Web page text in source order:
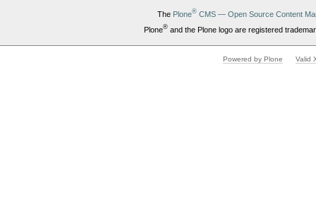
The Plone®CMS — Open Source Content
Plone®and the Plone logo are registered
Powered by Plone Valid